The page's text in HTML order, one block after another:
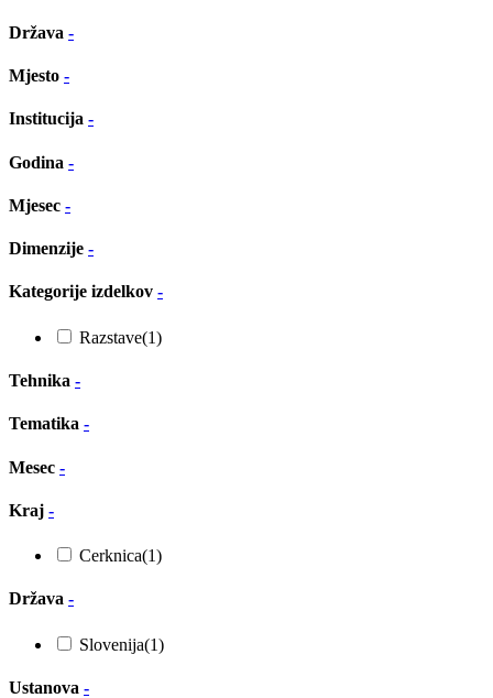
Država -
Mjesto -
Institucija -
Godina -
Mjesec -
Dimenzije -
Kategorije izdelkov -
Razstave(1)
Tehnika -
Tematika -
Mesec -
Kraj -
Cerknica(1)
Država -
Slovenija(1)
Ustanova -